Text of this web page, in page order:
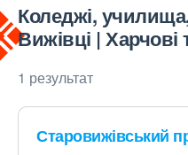
Коледжі,
Вижівці | Харчові
1 результат
Старовижівський